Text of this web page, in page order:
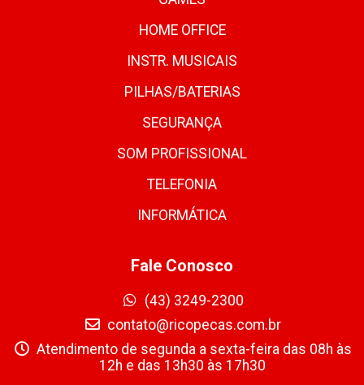
HOME OFFICE
INSTR. MUSICAIS
PILHAS/BATERIAS
SEGURANÇA
SOM PROFISSIONAL
TELEFONIA
INFORMÁTICA
Fale Conosco
(43) 3249-2300
contato@ricopecas.com.br
Atendimento de segunda a sexta-feira das 08h às
12h e das 13h30 às 17h30